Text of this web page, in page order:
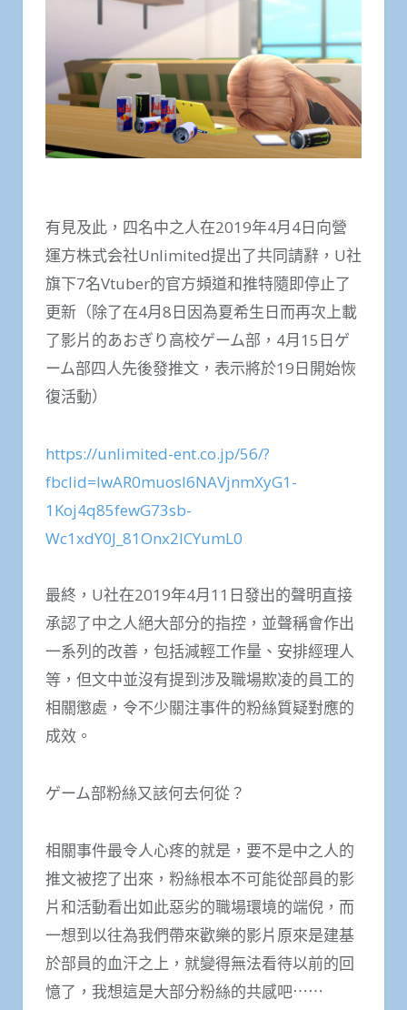
有見及此，四名中之人在2019年4月4日向營
運方株式会社Unlimited提出了共同請辭，U社
旗下7名Vtuber的官方頻道和推特隨即停止了
更新（除了在4月8日因為夏希生日而再次上載
了影片的あおぎり高校ゲーム部，4月15日ゲ
ーム部四人先後發推文，表示將於19日開始恢
復活動）
https://unlimited-ent.co.jp/56/?
fbclid=IwAR0muosI6NAVjnmXyG1-
1Koj4q85fewG73sb-
Wc1xdY0J_81Onx2lCYumL0
最終，U社在2019年4月11日發出的聲明直接
承認了中之人絕大部分的指控，並聲稱會作出
一系列的改善，包括減輕工作量、安排經理人
等，但文中並沒有提到涉及職場欺凌的員工的
相關懲處，令不少關注事件的粉絲質疑對應的
成效。
ゲーム部粉絲又該何去何從？
相關事件最令人心疼的就是，要不是中之人的
推文被挖了出來，粉絲根本不可能從部員的影
片和活動看出如此惡劣的職場環境的端倪，而
一想到以往為我們帶來歡樂的影片原來是建基
於部員的血汗之上，就變得無法看待以前的回
憶了，我想這是大部分粉絲的共感吧⋯⋯